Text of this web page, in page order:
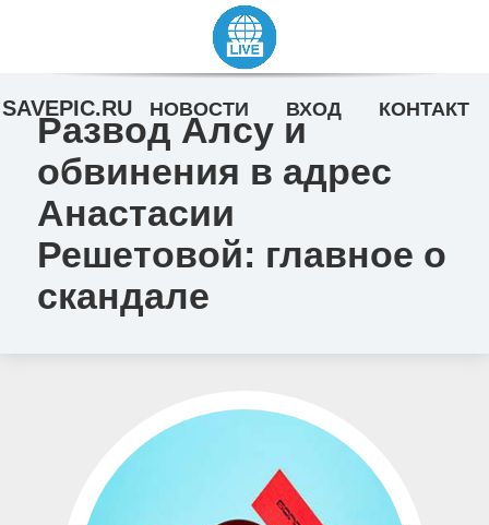
Развод Алсу и
обвинения в адрес
Анастасии
Решетовой: главное о
скандале
SAVEPIC.RU НОВОСТИ ВХОД КОНТАКТ